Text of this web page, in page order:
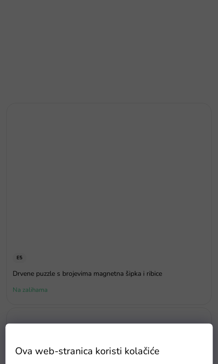
Ova web-stranica koristi kolačiće
E5
Drvene puzzle s brojevima magnetna šipka i ribice
Na zalihama